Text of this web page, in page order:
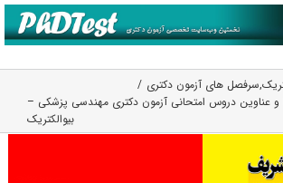
,سرفصل های آزمون دکتری
عناوین دروس امتحانی آزمون دکتری مهندسی پزشکی –
بیوالکتریک